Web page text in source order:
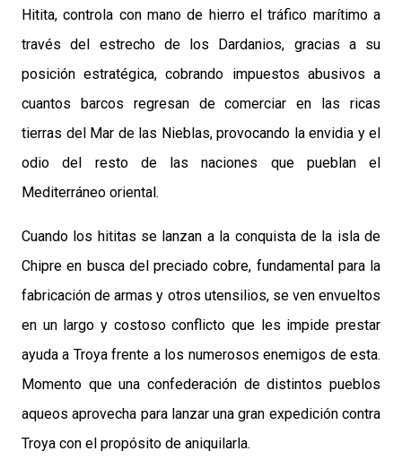
Hitita, controla con mano de hierro el tráfico marítimo a
través del estrecho de los Dardanios, gracias a su
posición estratégica, cobrando impuestos abusivos a
cuantos barcos regresan de comerciar en las ricas
tierras del Mar de las Nieblas, provocando la envidia y el
odio del resto de las naciones que pueblan el
Mediterráneo oriental.
Cuando los hititas se lanzan a la conquista de la isla de
Chipre en busca del preciado cobre, fundamental para la
fabricación de armas y otros utensilios, se ven envueltos
en un largo y costoso conflicto que les impide prestar
ayuda a Troya frente a los numerosos enemigos de esta.
Momento que una confederación de distintos pueblos
aqueos aprovecha para lanzar una gran expedición contra
Troya con el propósito de aniquilarla.